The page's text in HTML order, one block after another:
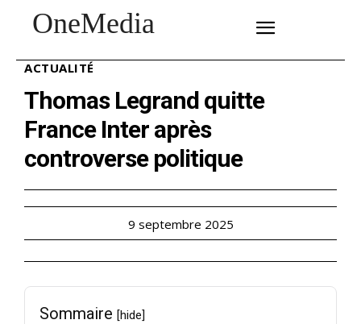
OneMedia
ACTUALITÉ
Thomas Legrand quitte
France Inter après
controverse politique
9 septembre 2025
Sommaire [hide]